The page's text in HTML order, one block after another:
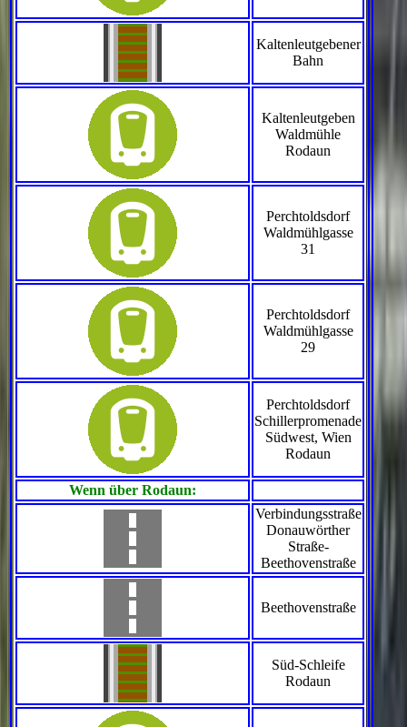
Kaltenleutgebener
Bahn
Kaltenleutgeben
Waldmühle
Rodaun
Perchtoldsdorf
Waldmühlgasse
31
Perchtoldsdorf
Waldmühlgasse
29
Perchtoldsdorf
Schillerpromenade
Südwest, Wien
Rodaun
Wenn über Rodaun:
Verbindungsstraße
Donauwörther
Straße-
Beethovenstraße
Beethovenstraße
Süd-Schleife
Rodaun